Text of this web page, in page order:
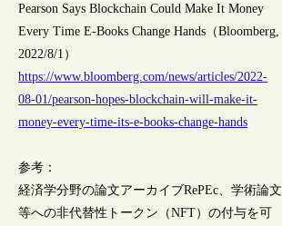
Pearson Says Blockchain Could Make It Money
Every Time E-Books Change Hands（Bloomberg,
2022/8/1）
https://www.bloomberg.com/news/articles/2022-
08-01/pearson-hopes-blockchain-will-make-it-
money-every-time-its-e-books-change-hands
参考：
経済学分野の論文アーカイブRePEc、学術論文
等への非代替性トークン（NFT）の付与を可